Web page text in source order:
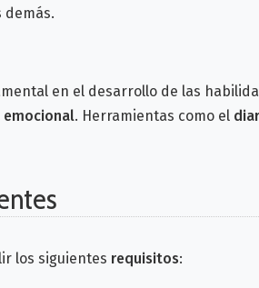
demás.
en el desarrollo de las
. Herramientas como el
los siguientes requisitos: